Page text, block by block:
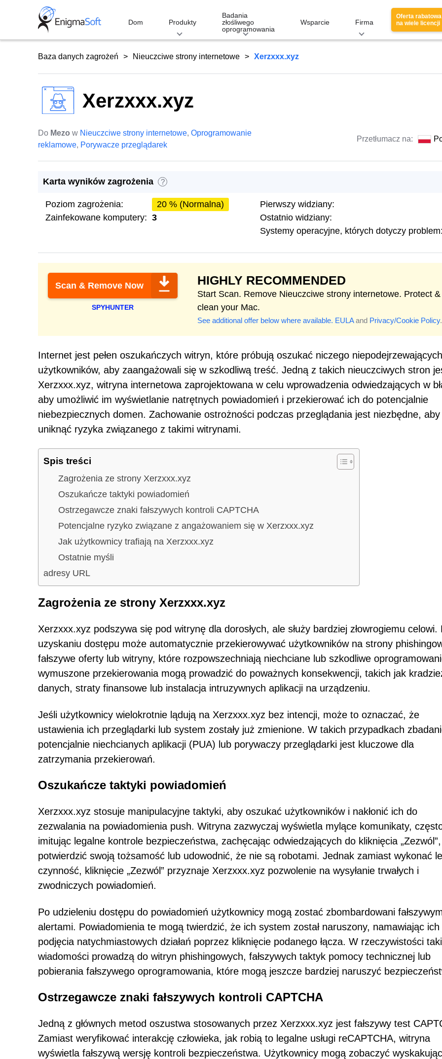
Dom Produkty
Badania
złośliwego
oprogramowania
Wsparcie Firma
Oferta rabatowa
na wiele licencji
Baza danych zagrożeń Nieuczciwe strony internetowe Xerzxxx.xyz
Xerzxxx.xyz
Do Mezo w Nieuczciwe strony internetowe, Oprogramowanie
reklamowe, Porywacze przeglądarek
Przetłumacz na:
Karta wyników zagrożenia ?
Poziom zagrożenia:
20 % (Normalna)
Zainfekowane komputery: 3
Pierwszy widziany:
Ostatnio widziany:
Systemy operacyjne, których dotyczy problem:
Scan & Remove Now
SPYHUNTER
HIGHLY RECOMMENDED
Start Scan. Remove Nieuczciwe strony internetowe. Protect &
clean your Mac.
See additional offer below where available. EULAand Privacy/Cookie Policy.
Internet jest pełen oszukańczych witryn, które próbują oszukać niczego niepodejrzewających
użytkowników, aby zaangażowali się w szkodliwą treść. Jedną z takich nieuczciwych stron
Xerzxxx.xyz, witryna internetowa zaprojektowana w celu wprowadzenia odwiedzających w
aby umożliwić im wyświetlanie natrętnych powiadomień i przekierować ich do potencjalnie
niebezpiecznych domen. Zachowanie ostrożności podczas przeglądania jest niezbędne, aby
uniknąć ryzyka związanego z takimi witrynami.
Spis treści
Zagrożenia ze strony Xerzxxx.xyz
Oszukańcze taktyki powiadomień
Ostrzegawcze znaki fałszywych kontroli CAPTCHA
Potencjalne ryzyko związane z angażowaniem się w Xerzxxx.xyz
Jak użytkownicy trafiają na Xerzxxx.xyz
Ostatnie myśli
adresy URL
Zagrożenia ze strony Xerzxxx.xyz
Xerzxxx.xyz podszywa się pod witrynę dla dorosłych, ale służy bardziej złowrogiemu celowi.
uzyskaniu dostępu może automatycznie przekierowywać użytkowników na strony
fałszywe oferty lub witryny, które rozpowszechniają niechciane lub szkodliwe
wymuszone przekierowania mogą prowadzić do poważnych konsekwencji, takich jak
danych, straty finansowe lub instalacja intruzywnych aplikacji na urządzeniu.
Jeśli użytkownicy wielokrotnie lądują na Xerzxxx.xyz bez intencji, może to oznaczać, że
ustawienia ich przeglądarki lub system zostały już zmienione. W takich przypadkach
potencjalnie niechcianych aplikacji (PUA) lub porywaczy przeglądarki jest kluczowe dla
zatrzymania przekierowań.
Oszukańcze taktyki powiadomień
Xerzxxx.xyz stosuje manipulacyjne taktyki, aby oszukać użytkowników i nakłonić ich do
zezwalania na powiadomienia push. Witryna zazwyczaj wyświetla mylące komunikaty,
imitując legalne kontrole bezpieczeństwa, zachęcając odwiedzających do kliknięcia
potwierdzić swoją tożsamość lub udowodnić, że nie są robotami. Jednak zamiast wykonać
czynność, kliknięcie „Zezwól” przyznaje Xerzxxx.xyz pozwolenie na wysyłanie trwałych i
zwodniczych powiadomień.
Po udzieleniu dostępu do powiadomień użytkownicy mogą zostać zbombardowani
alertami. Powiadomienia te mogą twierdzić, że ich system został naruszony, namawiając ich
podjęcia natychmiastowych działań poprzez kliknięcie podanego łącza. W rzeczywistości
wiadomości prowadzą do witryn phishingowych, fałszywych taktyk pomocy technicznej lub
pobierania fałszywego oprogramowania, które mogą jeszcze bardziej naruszyć
Ostrzegawcze znaki fałszywych kontroli CAPTCHA
Jedną z głównych metod oszustwa stosowanych przez Xerzxxx.xyz jest fałszywy test
Zamiast weryfikować interakcję człowieka, jak robią to legalne usługi reCAPTCHA, witryna
wyświetla fałszywą wersję kontroli bezpieczeństwa. Użytkownicy mogą zobaczyć